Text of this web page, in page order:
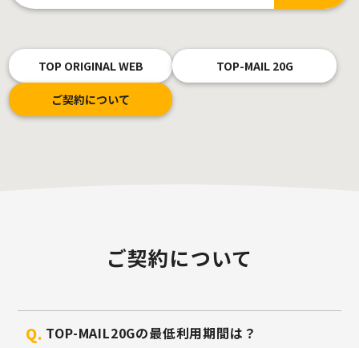
TOP ORIGINAL WEB TOP-MAIL 20G
ご契約について
ご契約について
TOP-MAIL20Gの最低利用期間は？